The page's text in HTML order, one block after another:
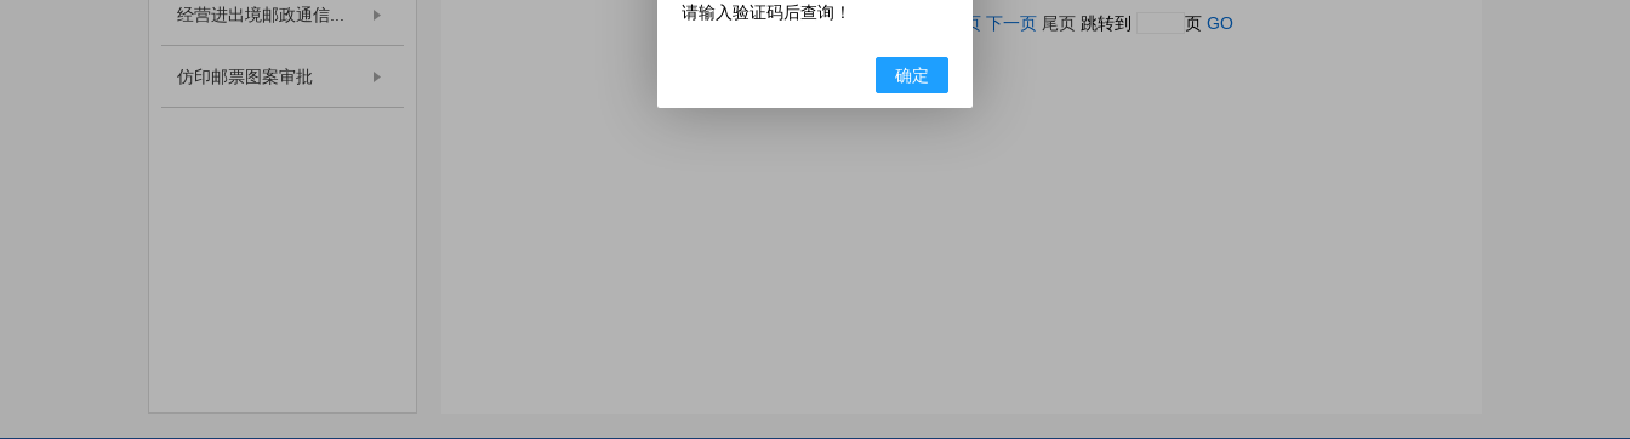
经营进出境邮政通信...
仿印邮票图案审批
当前第 页 共 上一页 下一页 尾页 跳转到 页 GO
请输入验证码后查询！
确定